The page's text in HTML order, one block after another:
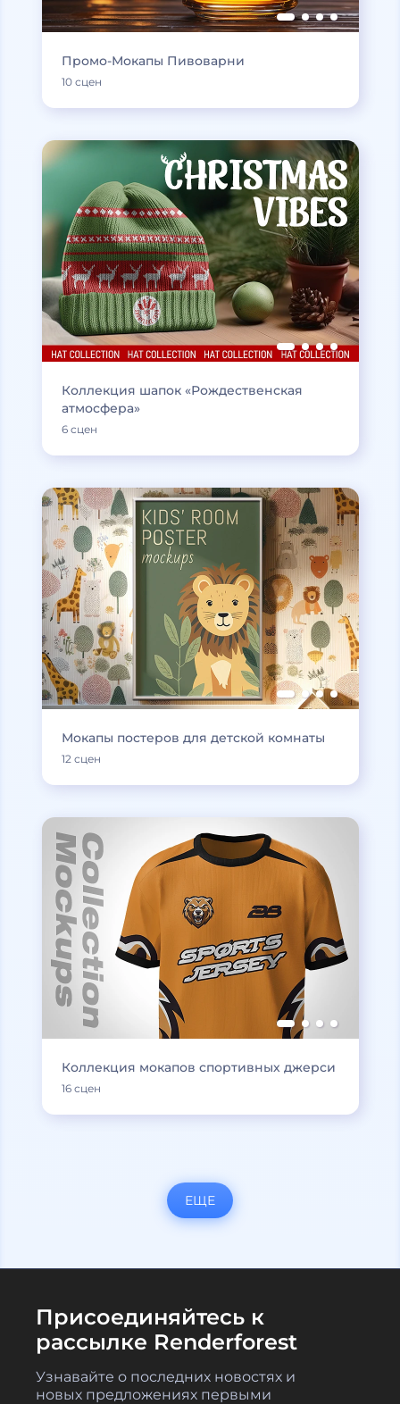
Промо-Мокапы Пивоварни
10 сцен
Коллекция шапок «Рождественская
атмосфера»
6 сцен
Мокапы постеров для детской комнаты
12 сцен
Коллекция мокапов спортивных джерси
16 сцен
ЕЩЕ
Присоединяйтесь к
рассылке Renderforest
Узнавайте о последних новостях и
новых предложениях первыми